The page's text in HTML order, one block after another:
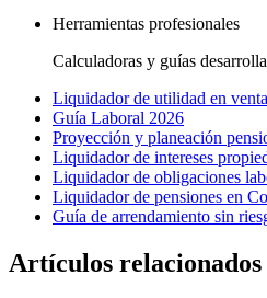
Herramientas profesionales
Calculadoras y guías
Liquidador de utilidad en
Guía Laboral 2026
Proyección y planeación
Liquidador de intereses
Liquidador de obligaciones
Liquidador de pensiones en
Guía de arrendamiento sin
Artículos relacionados